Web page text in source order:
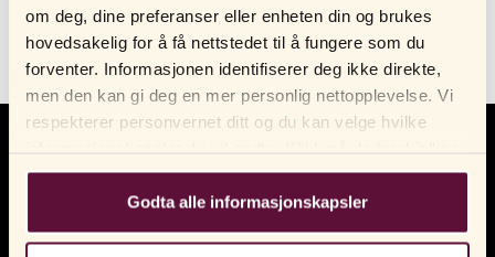
om deg, dine preferanser eller enheten din og brukes
hovedsakelig for å få nettstedet til å fungere som du
forventer. Informasjonen identifiserer deg ikke direkte,
men den kan gi deg en mer personlig nettopplevelse. Vi
respekterer personvernet ditt og du kan velge hvilke
kategorioverskriftene for å finne ut mer og endre
standardinnstillingene våre. Vær oppmerksom på at
blokkering av informasjonskapsler kan påvirke
Godta alle informasjonskapsler